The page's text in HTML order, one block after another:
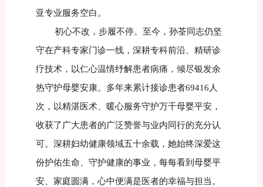
亚专业服务空白。
初心不改，步履不停。至今，孙荃同志仍坚
守在产科专家门诊一线，深耕专科前沿、精研诊
疗技术，以仁心温情纾解患者病痛，倾尽银发余
热守护母婴安康。多年来累计接诊患者69416人
次，以精湛医术、暖心服务守护万千母婴平安，
收获了广大患者的广泛赞誉与业内同行的充分认
可。深耕妇幼健康领域五十余载，她始终深爱这
份护佑生命、守护健康的事业，每每看到母婴平
安、家庭圆满，心中便满是医者的幸福与担当。